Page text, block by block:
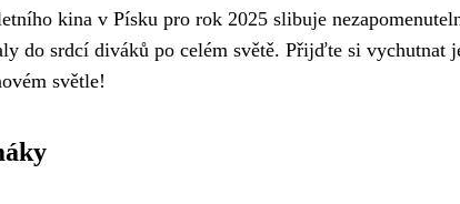
kina v Písku pro rok 2025 slibuje
do srdcí diváků po celém světě. Přijďte si vychutnat
světle!